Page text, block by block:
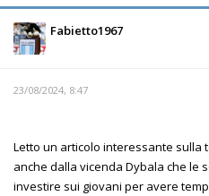
Fabietto1967
23/08/2024, 8:47
Letto un articolo interessante sulla
anche dalla vicenda Dybala che le
investire sui giovani per avere